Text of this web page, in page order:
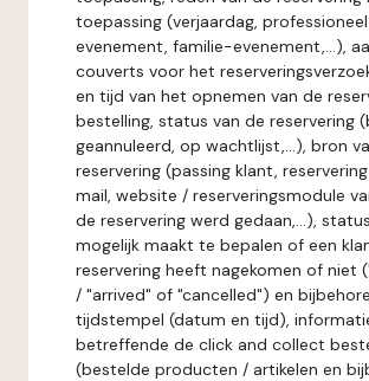
toepassing (verjaardag, professioneel
evenement, familie-evenement,...),
couverts voor het
en tijd van het opnemen van de
bestelling, status van de reservering
geannuleerd, op wachtlijst,...), bron
reservering (passing klant,
mail, website / reserveringsmodule
de reservering werd gedaan,...),
mogelijk maakt te bepalen of een
reservering heeft nagekomen of niet
/ "arrived" of "cancelled") en
tijdstempel (datum en tijd),
betreffende de click and collect
(bestelde producten / artikelen en